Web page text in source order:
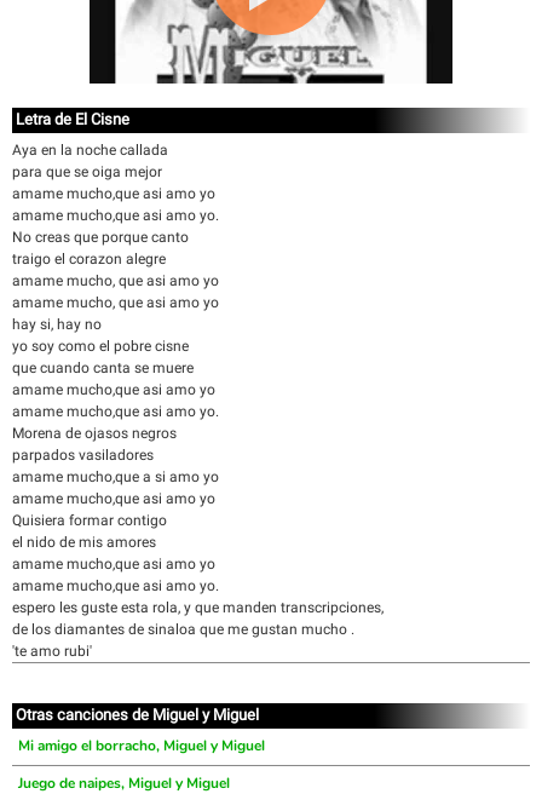
Letra de El Cisne
Aya en la noche callada
para que se oiga mejor
amame mucho,que asi amo yo
amame mucho,que asi amo yo.
No creas que porque canto
traigo el corazon alegre
amame mucho, que asi amo yo
amame mucho, que asi amo yo
hay si, hay no
yo soy como el pobre cisne
que cuando canta se muere
amame mucho,que asi amo yo
amame mucho,que asi amo yo.
Morena de ojasos negros
parpados vasiladores
amame mucho,que a si amo yo
amame mucho,que asi amo yo
Quisiera formar contigo
el nido de mis amores
amame mucho,que asi amo yo
amame mucho,que asi amo yo.
espero les guste esta rola, y que manden transcripciones,
de los diamantes de sinaloa que me gustan mucho .
'te amo rubi'
Otras canciones de Miguel y Miguel
Mi amigo el borracho, Miguel y Miguel
Juego de naipes, Miguel y Miguel